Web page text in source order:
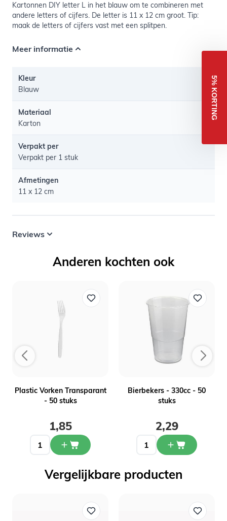
Kartonnen DIY letter L in het blauw om te combineren met
andere letters of cijfers. De letter is 11 x 12 cm groot. Tip:
maak de letters of cijfers vast met een splitpen.
Meer informatie
Kleur
Blauw
Materiaal
Karton
Verpakt per
Verpakt per 1 stuk
Afmetingen
11 x 12 cm
Reviews
Anderen kochten ook
Plastic Vorken Transparant
- 50 stuks
1,85
Bierbekers - 330cc - 50
stuks
2,29
Vergelijkbare producten
5% KORTING